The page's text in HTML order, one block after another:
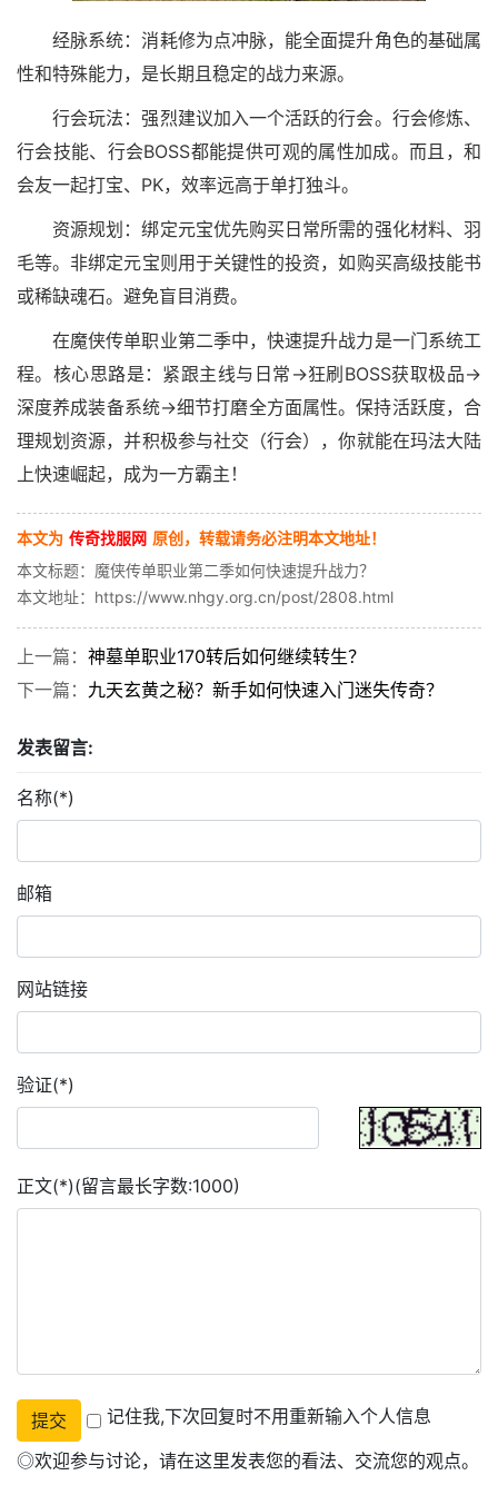
经脉系统：消耗修为点冲脉，能全面提升角色的基础属
性和特殊能力，是长期且稳定的战力来源。
行会玩法：强烈建议加入一个活跃的行会。行会修炼、
行会技能、行会BOSS都能提供可观的属性加成。而且，和
会友一起打宝、PK，效率远高于单打独斗。
资源规划：绑定元宝优先购买日常所需的强化材料、羽
毛等。非绑定元宝则用于关键性的投资，如购买高级技能书
或稀缺魂石。避免盲目消费。
在魔侠传单职业第二季中，快速提升战力是一门系统工
程。核心思路是：紧跟主线与日常->狂刷BOSS获取极品->
深度养成装备系统->细节打磨全方面属性。保持活跃度，合
理规划资源，并积极参与社交（行会），你就能在玛法大陆
上快速崛起，成为一方霸主！
本文为 传奇找服网 原创，转载请务必注明本文地址！
本文标题：魔侠传单职业第二季如何快速提升战力？
本文地址：https://www.nhgy.org.cn/post/2808.html
上一篇： 神墓单职业170转后如何继续转生？
下一篇： 九天玄黄之秘？新手如何快速入门迷失传奇？
发表留言:
名称(*)
邮箱
网站链接
验证(*)
正文(*)(留言最长字数:1000)
记住我,下次回复时不用重新输入个人信息
◎欢迎参与讨论，请在这里发表您的看法、交流您的观点。